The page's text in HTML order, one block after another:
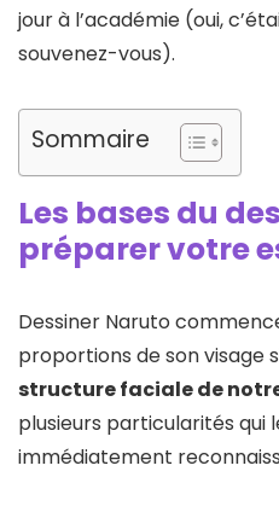
jour à l’académie (oui,
souvenez-vous).
Sommaire
Les bases du
préparer votre
Dessiner Naruto
proportions de son visage
structure faciale de
plusieurs particularités qui
immédiatement